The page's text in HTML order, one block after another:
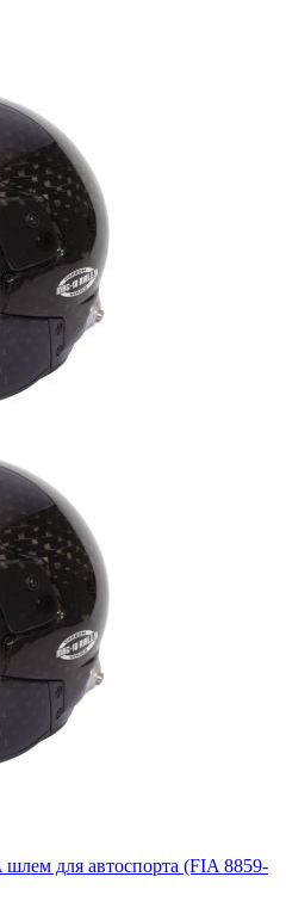
для автоспорта (FIA 8859-